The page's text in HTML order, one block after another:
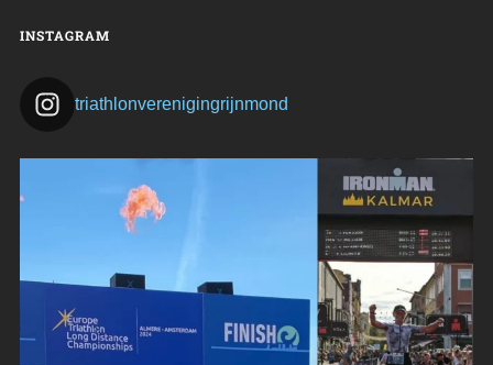
INSTAGRAM
triathlonverenigingrijnmond